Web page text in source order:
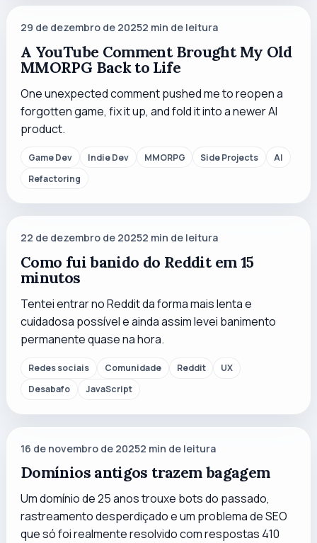
29 de dezembro de 20252 min de leitura
A YouTube Comment Brought My Old
MMORPG Back to Life
One unexpected comment pushed me to reopen a
forgotten game, fix it up, and fold it into a newer AI
product.
Game Dev Indie Dev MMORPG Side Projects
AI
Refactoring
22 de dezembro de 20252 min de leitura
Como fui banido do Reddit em 15
minutos
Tentei entrar no Reddit da forma mais lenta e
cuidadosa possível e ainda assim levei banimento
permanente quase na hora.
Redes sociais Comunidade Reddit
UX
Desabafo
JavaScript
16 de novembro de 20252 min de leitura
Domínios antigos trazem bagagem
Um domínio de 25 anos trouxe bots do passado,
rastreamento desperdiçado e um problema de SEO
que só foi realmente resolvido com respostas 410